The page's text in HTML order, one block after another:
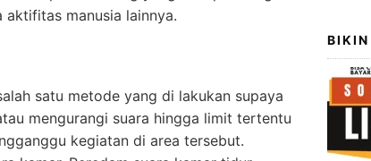
manusia lainnya.
satu metode yang di lakukan supaya
mengurangi suara hingga limit tertentu
kegiatan di area tersebut.